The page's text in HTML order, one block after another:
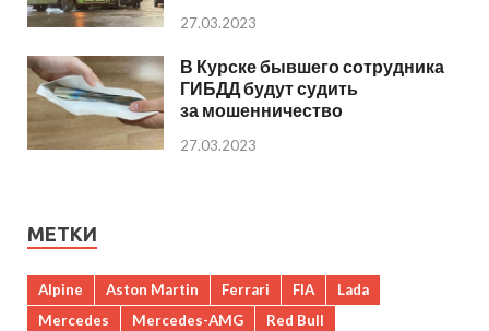
27.03.2023
В Курске бывшего сотрудника
ГИБДД будут судить
за мошенничество
27.03.2023
МЕТКИ
Alpine Aston Martin Ferrari FIA
Lada
Mercedes
Mercedes-AMG
Red Bull